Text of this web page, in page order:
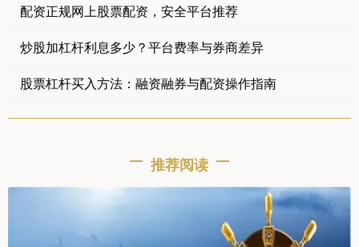
配资正规网上股票配资，安全平台推荐
炒股加杠杆利息多少？平台费率与券商差异
股票杠杆买入方法：融资融券与配资操作指南
推荐阅读